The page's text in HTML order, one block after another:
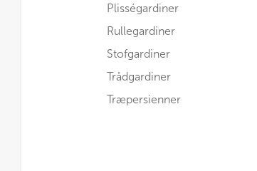
Plisségardiner
Rullegardiner
Stofgardiner
Trådgardiner
Træpersienner